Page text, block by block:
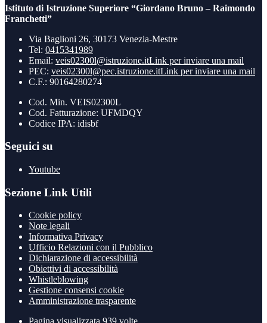
Istituto di Istruzione Superiore “Giordano Bruno – Raimondo
Franchetti”
Via Baglioni 26, 30173 Venezia-Mestre
Tel: 0415341989
Email: veis02300l@istruzione.itLink per inviare una mail
PEC: veis02300l@pec.istruzione.itLink per inviare una mail
C.F.: 90164280274
Cod. Min. VEIS02300L
Cod. Fatturazione: UFMDQY
Codice IPA: idisbf
Seguici su
Youtube
Sezione Link Utili
Cookie policy
Note legali
Informativa Privacy
Ufficio Relazioni con il Pubblico
Dichiarazione di accessibilità
Obiettivi di accessibilità
Whistleblowing
Gestione consensi cookie
Amministrazione trasparente